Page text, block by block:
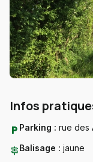
Infos
local_parking Parking : rue des
signpostBalisage : jaune